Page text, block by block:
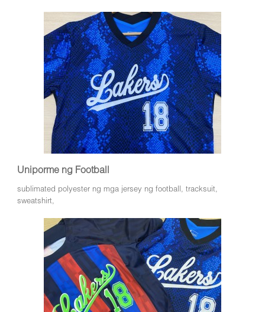
Uniporme ng Football
sublimated polyester ng mga jersey ng football, tracksuit,
sweatshirt,